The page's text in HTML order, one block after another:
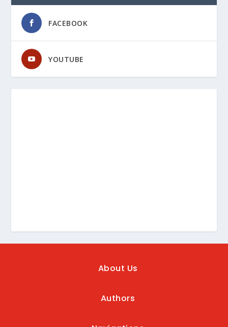
FACEBOOK
YOUTUBE
About Us
Authors